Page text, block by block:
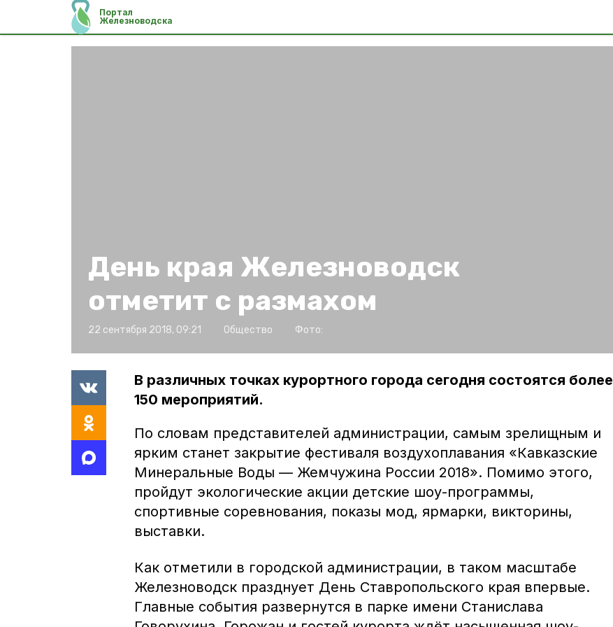
Портал
Железноводска
День края Железноводск
отметит с размахом
22 сентября 2018, 09:21 Общество Фото:
В различных точках курортного города сегодня состоятся более
150 мероприятий.
По словам представителей администрации, самым зрелищным и
ярким станет закрытие фестиваля воздухоплавания «Кавказские
Минеральные Воды — Жемчужина России 2018». Помимо этого,
пройдут экологические акции детские шоу-программы,
спортивные соревнования, показы мод, ярмарки, викторины,
выставки.
Как отметили в городской администрации, в таком масштабе
Железноводск празднует День Ставропольского края впервые.
Главные события развернутся в парке имени Станислава